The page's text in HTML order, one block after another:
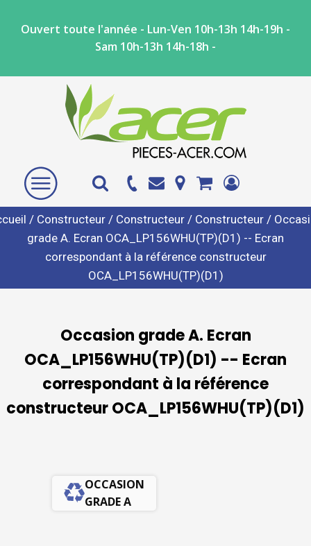
Ouvert toute l'année - Lun-Ven 10h-13h 14h-19h -
Sam 10h-13h 14h-18h -
/ Constructeur/ Constructeur/ Constructeur/
grade A. Ecran OCA_LP156WHU(TP)(D1) -- Ecran
correspondant à la référence constructeur
OCA_LP156WHU(TP)(D1)
Occasion grade A. Ecran
OCA_LP156WHU(TP)(D1) -- Ecran
correspondant à la référence
constructeur OCA_LP156WHU(TP)(D1)
OCCASION
GRADE A